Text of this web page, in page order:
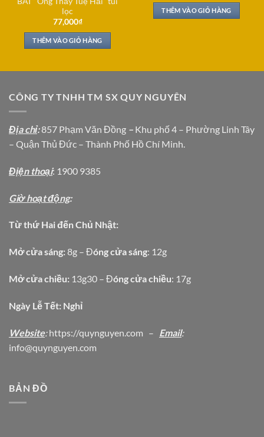
lọc
77,000₫
THÊM VÀO GIỎ HÀNG
THÊM VÀO GIỎ HÀNG
CÔNG TY TNHH TM SX QUY NGUYÊN
Địa chỉ:857 Phạm Văn Đồng – Khu phố 4 – Phường Linh Tây
– Quận Thủ Đức – Thành Phố Hồ Chí Minh.
Địện thoại: 1900 9385
Giờ hoạt động:
Từ thứ Hai đến Chủ Nhật:
Mở cửa sáng: 8g – Đóng cửa sáng: 12g
Mở cửa chiều: 13g30 – Đóng cửa chiều: 17g
Ngày Lễ Tết: Nghỉ
Website:https://quynguyen.com – Email:
info@quynguyen.com
BẢN ĐỒ